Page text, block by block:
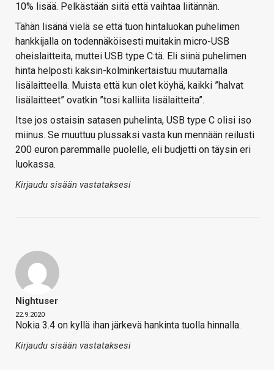
10% lisää. Pelkästään siitä että vaihtaa liitännän.
Tähän lisänä vielä se että tuon hintaluokan puhelimen
hankkijalla on todennäköisesti muitakin micro-USB
oheislaitteita, muttei USB type C:tä. Eli siinä puhelimen
hinta helposti kaksin-kolminkertaistuu muutamalla
lisälaitteella. Muista että kun olet köyhä, kaikki ”halvat
lisälaitteet” ovatkin ”tosi kalliita lisälaitteita”.
Itse jos ostaisin satasen puhelinta, USB type C olisi iso
miinus. Se muuttuu plussaksi vasta kun mennään reilusti
200 euron paremmalle puolelle, eli budjetti on täysin eri
luokassa.
Kirjaudu sisään vastataksesi
Nightuser
22.9.2020
Nokia 3.4 on kyllä ihan järkevä hankinta tuolla hinnalla.
Kirjaudu sisään vastataksesi